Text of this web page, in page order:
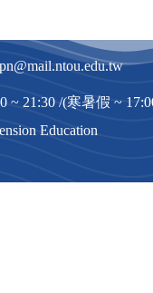
pn@mail.ntou.edu.tw
~ 21:30 /(寒暑假 ~
Education